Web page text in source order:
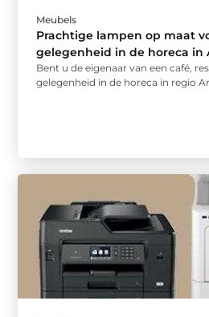
Meubels
Prachtige lampen op maat
gelegenheid in de horeca in
Bent u de eigenaar van een café,
gelegenheid in de horeca in regio